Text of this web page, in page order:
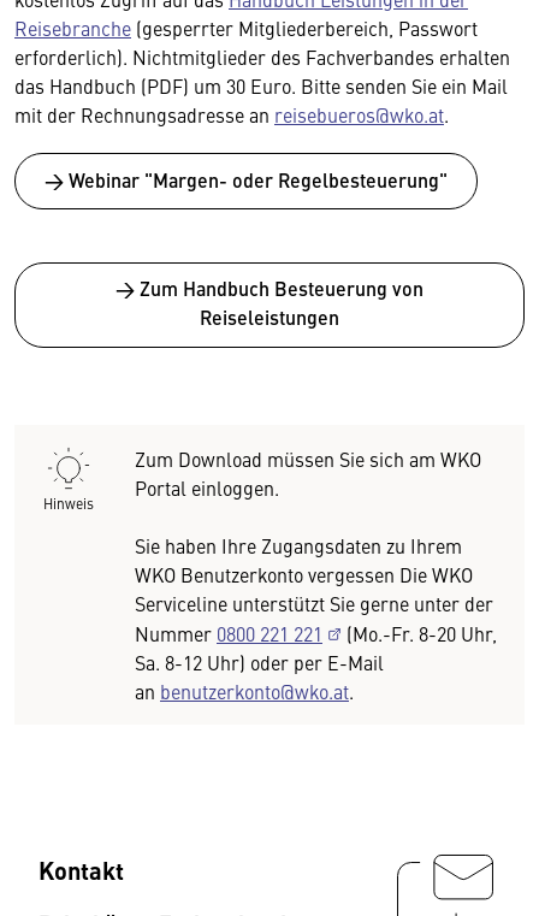
Reisebranche (gesperrter Mitgliederbereich, Passwort
erforderlich). Nichtmitglieder des Fachverbandes erhalten
das Handbuch (PDF) um 30 Euro. Bitte senden Sie ein Mail
mit der Rechnungsadresse an reisebueros@wko.at.
→ Webinar "Margen- oder Regelbesteuerung"
→ Zum Handbuch Besteuerung von
Reiseleistungen
Hinweis
Zum Download müssen Sie sich am WKO
Portal einloggen.
Sie haben Ihre Zugangsdaten zu Ihrem
WKO Benutzerkonto vergessen Die WKO
Serviceline unterstützt Sie gerne unter der
Nummer 0800 221 221
(Mo.-Fr. 8-20 Uhr,
Sa. 8-12 Uhr) oder per E-Mail
an benutzerkonto@wko.at.
Kontakt